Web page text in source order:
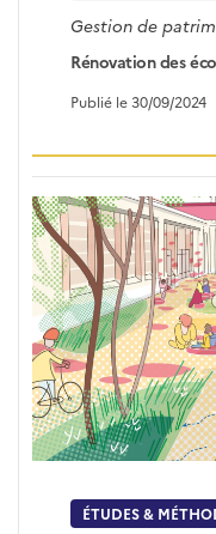
Gestion de
Rénovation des
Publié le 30/09/2024
ÉTUDES &